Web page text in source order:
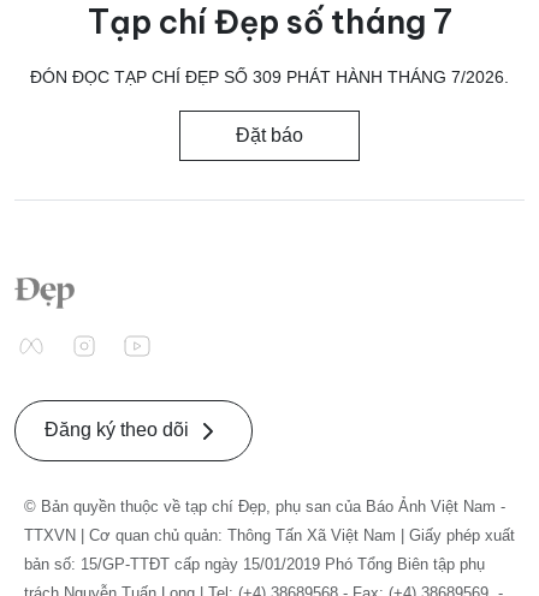
Tạp chí Đẹp số tháng 7
ĐÓN ĐỌC TẠP CHÍ ĐẸP SỐ 309 PHÁT HÀNH THÁNG 7/2026.
Đặt báo
Đăng ký theo dõi
© Bản quyền thuộc về tạp chí Đẹp, phụ san của Báo Ảnh Việt Nam -
TTXVN | Cơ quan chủ quản: Thông Tấn Xã Việt Nam | Giấy phép xuất
bản số: 15/GP-TTĐT cấp ngày 15/01/2019 Phó Tổng Biên tập phụ